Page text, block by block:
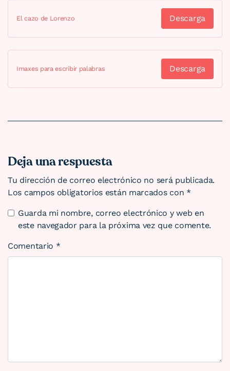
El cazo de Lorenzo Descarga
Imaxes para escribir palabras Descarga
Deja una respuesta
Tu dirección de correo electrónico no será publicada.
Los campos obligatorios están marcados con *
Guarda mi nombre, correo electrónico y web en
este navegador para la próxima vez que comente.
Comentario *